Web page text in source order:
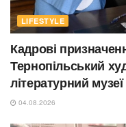
LIFESTYLE
Кадрові
Тернопільський
літературний
04.08.2026